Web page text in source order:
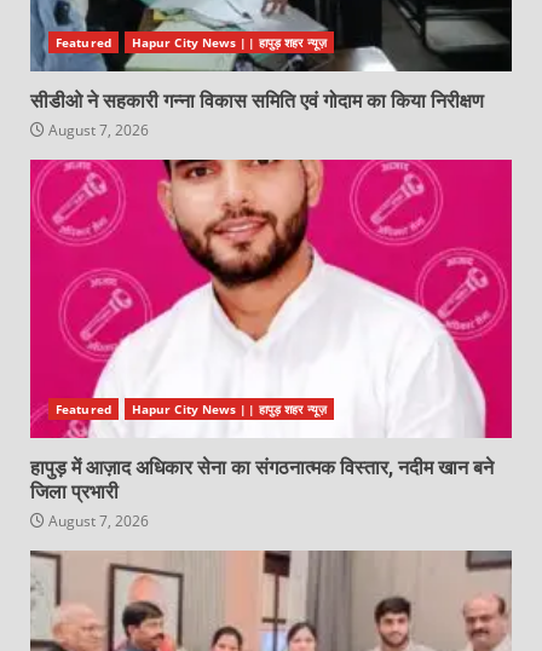
Featured Hapur City News || हापुड़ शहर न्यूज़
सीडीओ ने सहकारी गन्ना विकास समिति एवं गोदाम का किया निरीक्षण
August 7, 2026
Featured Hapur City News || हापुड़ शहर न्यूज़
हापुड़ में आज़ाद अधिकार सेना का संगठनात्मक विस्तार, नदीम खान बने
जिला प्रभारी
August 7, 2026